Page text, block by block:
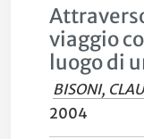
viaggio
luogo di
BISONI,
2004